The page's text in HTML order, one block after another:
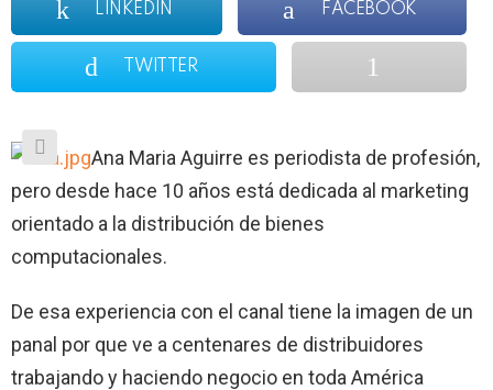
LINKEDIN FACEBOOK
TWITTER
Ana Maria Aguirre es periodista de profesión,
pero desde hace 10 años está dedicada al marketing
orientado a la distribución de bienes
computacionales.
De esa experiencia con el canal tiene la imagen de un
panal por que ve a centenares de distribuidores
trabajando y haciendo negocio en toda América